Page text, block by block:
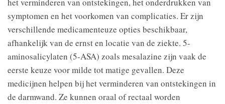
symptomen en het voorkomen van complicaties. Er zijn
verschillende medicamenteuze opties beschikbaar,
afhankelijk van de ernst en locatie van de ziekte. 5-
aminosalicylaten (5-ASA) zoals mesalazine zijn vaak de
eerste keuze voor milde tot matige gevallen. Deze
medicijnen helpen bij het verminderen van ontstekingen in
de darmwand. Ze kunnen oraal of rectaal worden